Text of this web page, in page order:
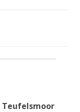
Teufelsmoor